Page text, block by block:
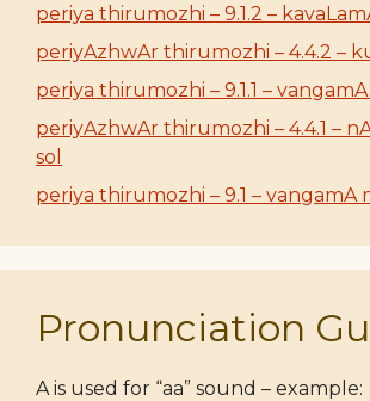
periya thirumozhi – 9.1.2 –
periyAzhwAr thirumozhi – 4.4.2 –
periya thirumozhi – 9.1.1 –
periyAzhwAr thirumozhi – 4.4.1 –
sol
periya thirumozhi – 9.1 – vangamA
Pronunciation
A is used for “aa” sound – example: